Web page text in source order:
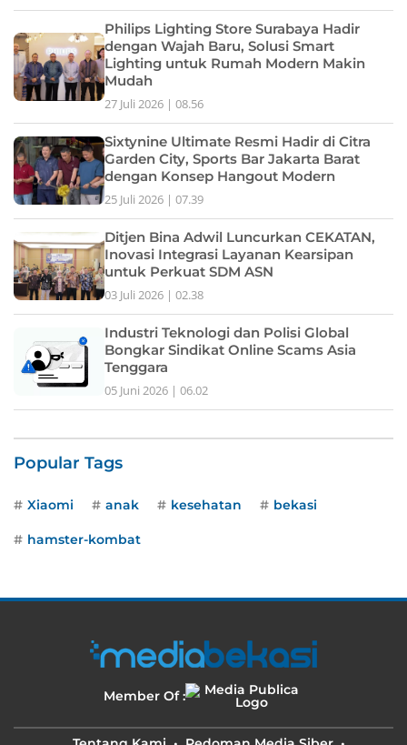
Philips Lighting Store Surabaya Hadir
dengan Wajah Baru, Solusi Smart
Lighting untuk Rumah Modern Makin
Mudah
27 Juli 2026 | 08.56
Sixtynine Ultimate Resmi Hadir di Citra
Garden City, Sports Bar Jakarta Barat
dengan Konsep Hangout Modern
25 Juli 2026 | 07.39
Ditjen Bina Adwil Luncurkan CEKATAN,
Inovasi Integrasi Layanan Kearsipan
untuk Perkuat SDM ASN
03 Juli 2026 | 02.38
Industri Teknologi dan Polisi Global
Bongkar Sindikat Online Scams Asia
Tenggara
05 Juni 2026 | 06.02
Popular Tags
Xiaomi anak kesehatan bekasi
hamster-kombat
Member Of :